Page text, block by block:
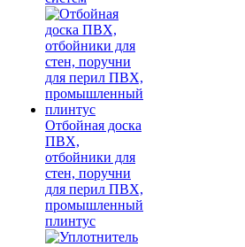
Отбойная доска
ПВХ,
отбойники для
стен, поручни
для перил ПВХ,
промышленный
плинтус